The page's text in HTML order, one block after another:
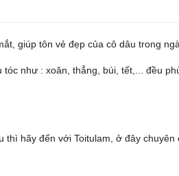
giúp tôn vẻ đẹp của cô dâu trong
như : xoăn, thẳng, búi, tết,... đều
hãy đến với Toitulam, ở đây